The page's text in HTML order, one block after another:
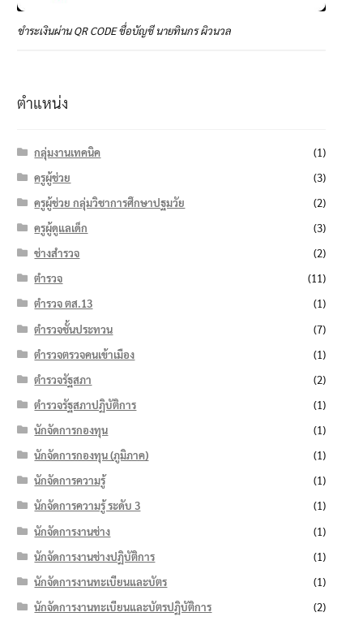
ชำระเงินผ่าน QR CODE ชื่อบัญชี นายทินกร ผิวนวล
ตำแหน่ง
กลุ่มงานเทคนิค
(1)
ครูผู้ช่วย
(3)
ครูผู้ช่วย กลุ่มวิชาการศึกษาปฐมวัย
(2)
ครูผู้ดูแลเด็ก
(3)
ช่างสำรวจ
(2)
ตำรวจ
(11)
ตำรวจ ตส.13
(1)
ตำรวจชั้นประทวน
(7)
ตำรวจตรวจคนเข้าเมือง
(1)
ตำรวจรัฐสภา
(2)
ตำรวจรัฐสภาปฏิบัติการ
(1)
นักจัดการกองทุน
(1)
นักจัดการกองทุน (ภูมิภาค)
(1)
นักจัดการความรู้
(1)
นักจัดการความรู้ ระดับ 3
(1)
นักจัดการงานช่าง
(1)
นักจัดการงานช่างปฏิบัติการ
(1)
นักจัดการงานทะเบียนและบัตร
(1)
นักจัดการงานทะเบียนและบัตรปฏิบัติการ
(2)